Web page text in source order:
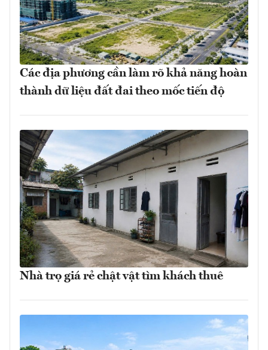
Các địa phương cần làm rõ khả năng hoàn
thành dữ liệu đất đai theo mốc tiến độ
Nhà trọ giá rẻ chật vật tìm khách thuê